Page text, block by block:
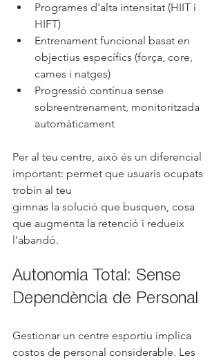
Programes d'alta intensitat (HIIT i
HIFT)
Entrenament funcional basat en
objectius específics (força, core,
cames i natges)
Progressió contínua sense
sobreentrenament, monitoritzada
automàticament
Per al teu centre, això és un diferencial
important: permet que usuaris ocupats
trobin al teu
gimnas la solució que busquen, cosa
que augmenta la retenció i redueix
l'abandó.
Autonomia Total: Sense
Dependència de Personal
Gestionar un centre esportiu implica
costos de personal considerable. Les